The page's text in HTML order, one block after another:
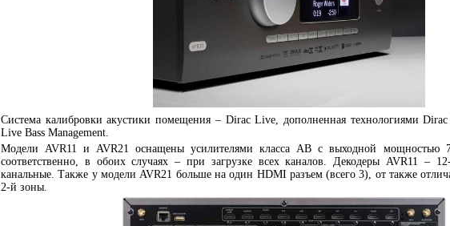
Система калибровки акустики помещения – Dirac Live, дополненная технологиями
Live Bass Management.
Модели AVR11 и AVR21 оснащены усилителями класса AB с выходной
соответственно, в обоих случаях – при загрузке всех каналов. Декодеры AVR11 –
канальные. Также у модели AVR21 больше на один HDMI разъем (всего 3), от также
2-й зоны.